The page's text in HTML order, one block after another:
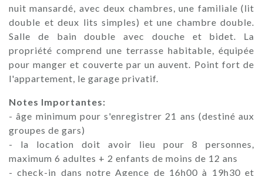
nuit mansardé, avec deux chambres, une familiale (lit
double et deux lits simples) et une chambre double.
Salle de bain double avec douche et bidet. La
propriété comprend une terrasse habitable, équipée
pour manger et couverte par un auvent. Point fort de
l'appartement, le garage privatif.
Notes Importantes:
- âge minimum pour s'enregistrer 21 ans (destiné aux
groupes de gars)
- la location doit avoir lieu pour 8 personnes,
maximum 6 adultes + 2 enfants de moins de 12 ans
- check-in dans notre Agence de 16h00 à 19h30 et